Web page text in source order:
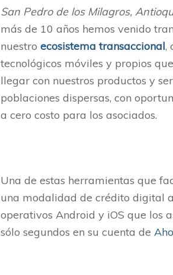
San Pedro de los Milagros,
más de 10 años hemos venido
nuestro ecosistema transaccional,
tecnológicos móviles y propios
llegar con nuestros productos y
poblaciones dispersas, con
a cero costo para los asociados.
Una de estas herramientas que
una modalidad de crédito digital
operativos Android y iOS que los
sólo segundos en su cuenta de